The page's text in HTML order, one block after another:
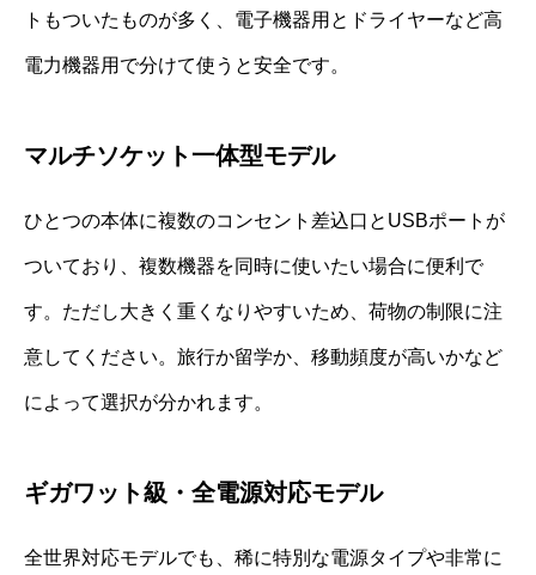
トもついたものが多く、電子機器用とドライヤーなど高
電力機器用で分けて使うと安全です。
マルチソケット一体型モデル
ひとつの本体に複数のコンセント差込口とUSBポートが
ついており、複数機器を同時に使いたい場合に便利で
す。ただし大きく重くなりやすいため、荷物の制限に注
意してください。旅行か留学か、移動頻度が高いかなど
によって選択が分かれます。
ギガワット級・全電源対応モデル
全世界対応モデルでも、稀に特別な電源タイプや非常に